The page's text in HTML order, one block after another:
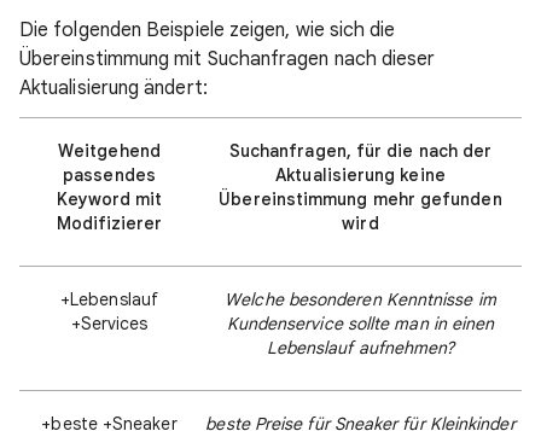
Die folgenden Beispiele zeigen, wie sich die
Übereinstimmung mit Suchanfragen nach dieser
Aktualisierung ändert:
Weitgehend
passendes
Keyword mit
Modifizierer
Suchanfragen, für die nach der
Aktualisierung keine
Übereinstimmung mehr gefunden
wird
+Lebenslauf
+Services
Welche besonderen Kenntnisse im
Kundenservice sollte man in einen
Lebenslauf aufnehmen?
+beste +Sneaker beste Preise für Sneaker für Kleinkinder